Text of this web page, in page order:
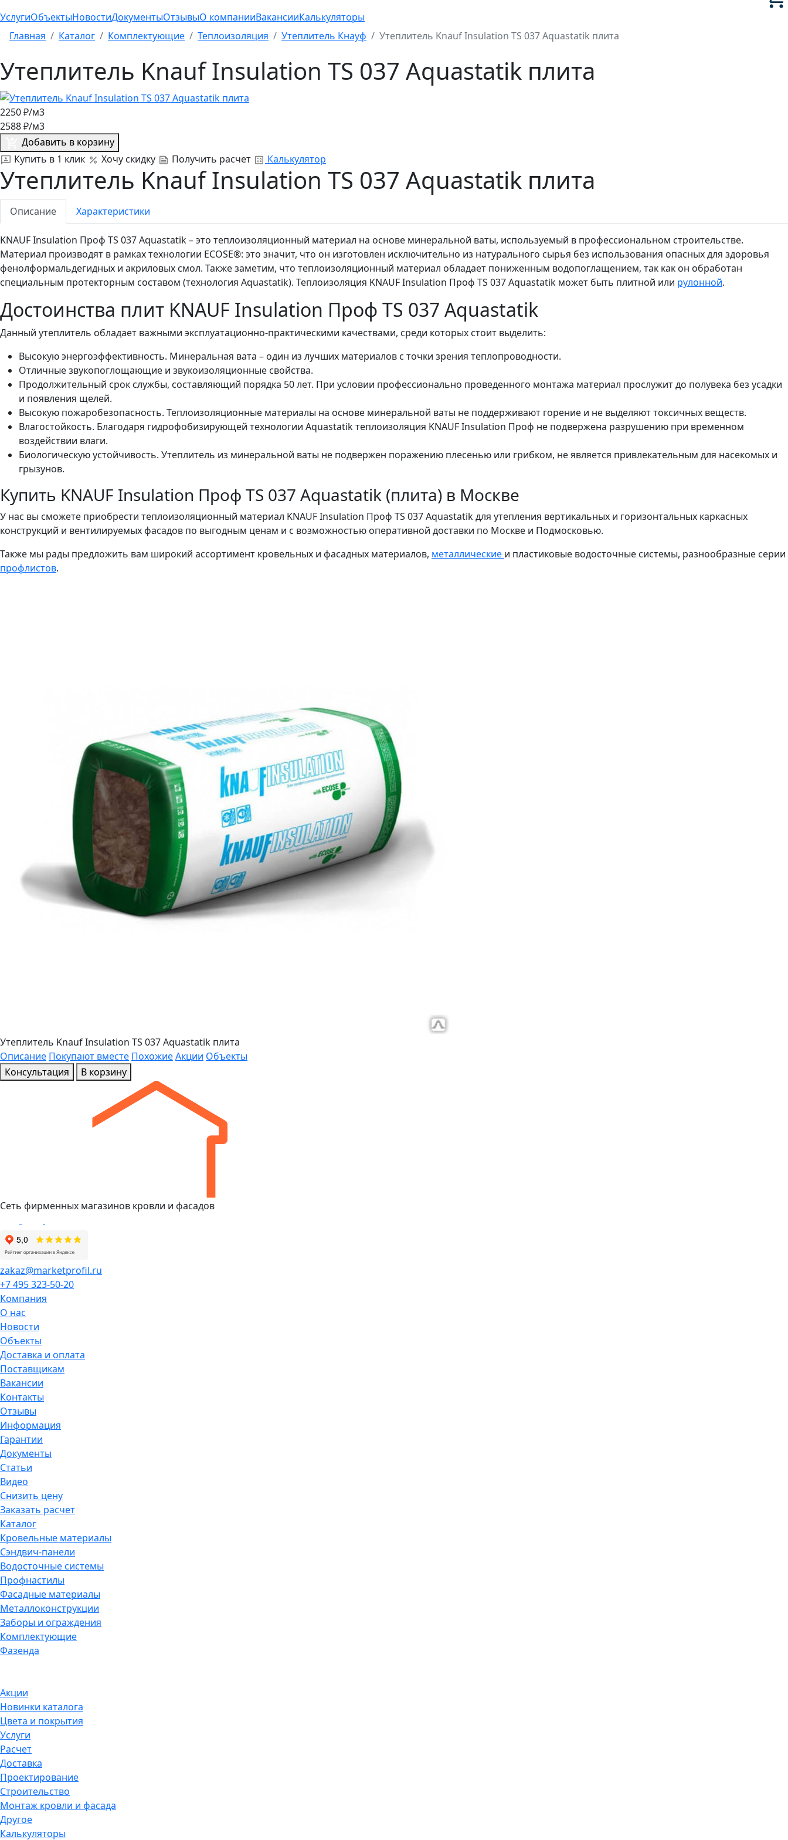
УслугиОбъектыНовостиДокументыОтзывыО компанииВакансииКалькуляторы
Главная
Каталог Комплектующие Теплоизоляция Утеплитель Кнауф Утеплитель Knauf Insulation TS 037 Aquastatik плита
Утеплитель Knauf Insulation TS 037 Aquastatik плита
2250₽/м3
2588₽/м3
Добавить в корзину
Купить в 1 клик
Хочу скидку Получить расчет Калькулятор
Утеплитель Knauf Insulation TS 037 Aquastatik плита
Описание Характеристики
KNAUF Insulation Проф TS 037 Aquastatik – это теплоизоляционный материал на основе минеральной ваты, используемый в профессиональном строительстве.
Материал производят в рамках технологии ECOSE®: это значит, что он изготовлен исключительно из натурального сырья без использования опасных для здоровья
фенолформальдегидных и акриловых смол. Также заметим, что теплоизоляционный материал обладает пониженным водопоглащением, так как он обработан
специальным протекторным составом (технология Aquastatik). Теплоизоляция KNAUF Insulation Проф TS 037 Aquastatik может быть плитной или рулонной.
Достоинства плит KNAUF Insulation Проф TS 037 Aquastatik
Данный утеплитель обладает важными эксплуатационно-практическими качествами, среди которых стоит выделить:
Высокую энергоэффективность. Минеральная вата – один из лучших материалов с точки зрения теплопроводности.
Отличные звукопоглощающие и звукоизоляционные свойства.
Продолжительный срок службы, составляющий порядка 50 лет. При условии профессионально проведенного монтажа материал прослужит до полувека без усадки
и появления щелей.
Высокую пожаробезопасность. Теплоизоляционные материалы на основе минеральной ваты не поддерживают горение и не выделяют токсичных веществ.
Влагостойкость. Благодаря гидрофобизирующей технологии Aquastatik теплоизоляция KNAUF Insulation Проф не подвержена разрушению при временном
воздействии влаги.
Биологическую устойчивость. Утеплитель из минеральной ваты не подвержен поражению плесенью или грибком, не является привлекательным для насекомых и
грызунов.
Купить KNAUF Insulation Проф TS 037 Aquastatik (плита) в Москве
У нас вы сможете приобрести теплоизоляционный материал KNAUF Insulation Проф TS 037 Aquastatik для утепления вертикальных и горизонтальных каркасных
конструкций и вентилируемых фасадов по выгодным ценам и с возможностью оперативной доставки по Москве и Подмосковью.
Также мы рады предложить вам широкий ассортимент кровельных и фасадных материалов, металлические и пластиковые водосточные системы, разнообразные серии
профлистов.
Утеплитель Knauf Insulation TS 037 Aquastatik плита
Описание Покупают вместе ПохожиеАкции Объекты
Консультация
В корзину
Сеть фирменных магазинов кровли и фасадов
zakaz@marketprofil.ru
+7 495 323-50-20
Компания
О нас
Новости
Объекты
Доставка и оплата
Поставщикам
Вакансии
Контакты
Отзывы
Информация
Гарантии
Документы
Статьи
Видео
Снизить цену
Заказать расчет
Каталог
Кровельные материалы
Сэндвич-панели
Водосточные системы
Профнастилы
Фасадные материалы
Металлоконструкции
Заборы и ограждения
Комплектующие
Фазенда
Акции
Новинки каталога
Цвета и покрытия
Услуги
Расчет
Доставка
Проектирование
Строительство
Монтаж кровли и фасада
Другое
Калькуляторы